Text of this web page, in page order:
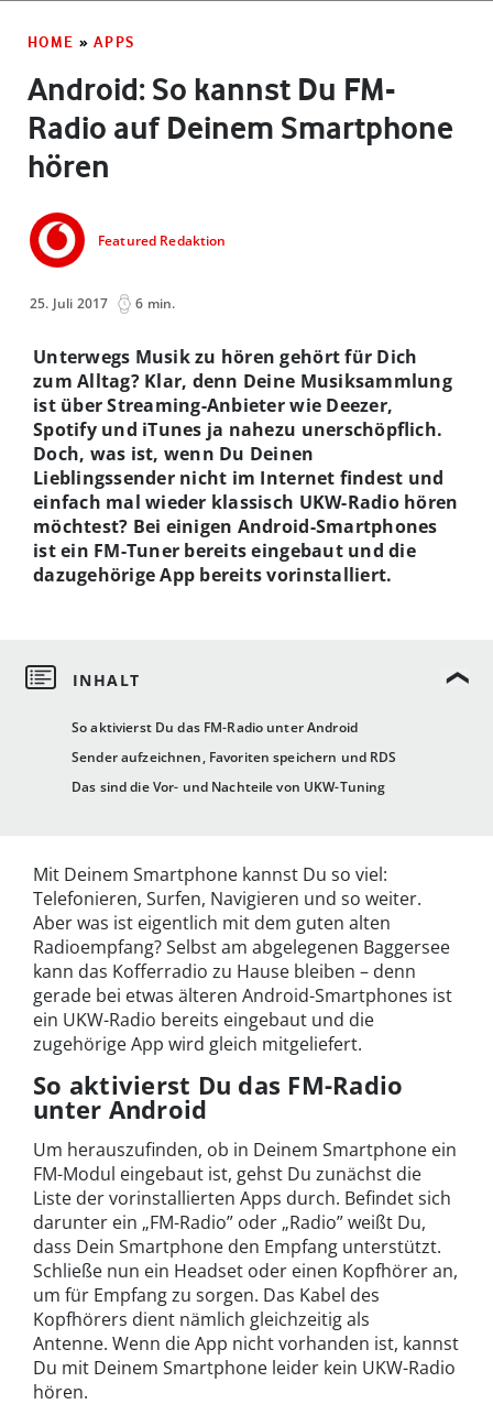
HOME » APPS
Android: So kannst Du FM-
Radio auf Deinem Smartphone
hören
Featured Redaktion
25. Juli 2017 6 min.
So aktivierst Du das FM-Radio unter Android
Sender aufzeichnen, Favoriten speichern und RDS
Das sind die Vor- und Nachteile von UKW-Tuning
Unterwegs Musik zu hören gehört für Dich
zum Alltag? Klar, denn Deine Musiksammlung
ist über Streaming-Anbieter wie Deezer,
Spotify und iTunes ja nahezu unerschöpflich.
Doch, was ist, wenn Du Deinen
Lieblingssender nicht im Internet findest und
einfach mal wieder klassisch UKW-Radio hören
möchtest? Bei einigen Android-Smartphones
ist ein FM-Tuner bereits eingebaut und die
dazugehörige App bereits vorinstalliert.
Mit Deinem Smartphone kannst Du so viel:
Telefonieren, Surfen, Navigieren und so weiter.
Aber was ist eigentlich mit dem guten alten
Radioempfang? Selbst am abgelegenen Baggersee
kann das Kofferradio zu Hause bleiben – denn
gerade bei etwas älteren Android-Smartphones ist
ein UKW-Radio bereits eingebaut und die
zugehörige App wird gleich mitgeliefert.
So aktivierst Du das FM-Radio
unter Android
Um herauszufinden, ob in Deinem Smartphone ein
FM-Modul eingebaut ist, gehst Du zunächst die
Liste der vorinstallierten Apps durch. Befindet sich
darunter ein „FM-Radio” oder „Radio” weißt Du,
dass Dein Smartphone den Empfang unterstützt.
Schließe nun ein Headset oder einen Kopfhörer an,
um für Empfang zu sorgen. Das Kabel des
Kopfhörers dient nämlich gleichzeitig als
Antenne. Wenn die App nicht vorhanden ist, kannst
Du mit Deinem Smartphone leider kein UKW-Radio
hören.